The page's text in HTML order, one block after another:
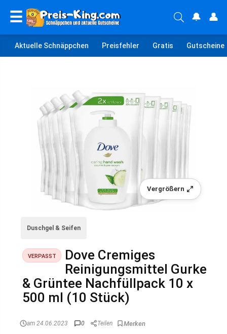
☰ 🔔 👤
Aktuelle Schnäppchen Preisfehler Gratis Gutscheine
Vergrößern
Duschgel & Seifen
VERPASST
Dove Cremiges
Reinigungsmittel Gurke
& Grüntee Nachfüllpack 10 x
500 ml (10 Stück)
am 24.06.2023 0 Teilen